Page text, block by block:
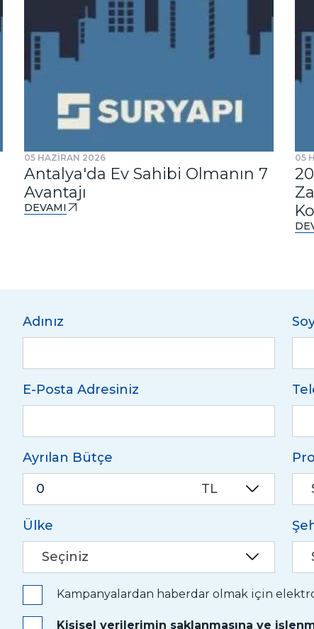
05 HAZİRAN 2026
Antalya'da Ev Sahibi Olmanın 7
Avantajı
DEVAMI
05
Adınız
E-Posta Adresiniz
Ayrılan Bütçe
TL
Ülke
Seçiniz
Kampanyalardan haberdar olmak için
Kişisel verilerimin saklanmasına ve